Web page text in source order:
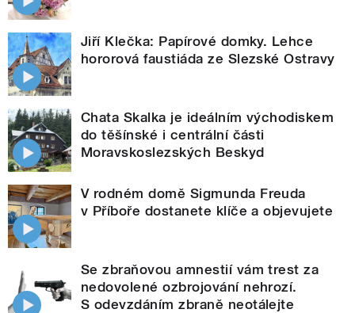
Jiří Klečka: Papírové domky. Lehce
hororová faustiáda ze Slezské Ostravy
Chata Skalka je ideálním východiskem
do těšínské i centrální části
Moravskoslezských Beskyd
V rodném domě Sigmunda Freuda
v Příboře dostanete klíče a objevujete
Se zbraňovou amnestií vám trest za
nedovolené ozbrojování nehrozí.
S odevzdáním zbraně neotálejte